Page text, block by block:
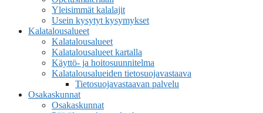
Yleisimmät kalalajit
Usein kysytyt kysymykset
Kalatalousalueet
Kalatalousalueet
Kalatalousalueet kartalla
Käyttö- ja hoitosuunnitelma
Kalatalousalueiden tietosuojavastaava
Tietosuojavastaavan palvelu
Osakaskunnat
Osakaskunnat